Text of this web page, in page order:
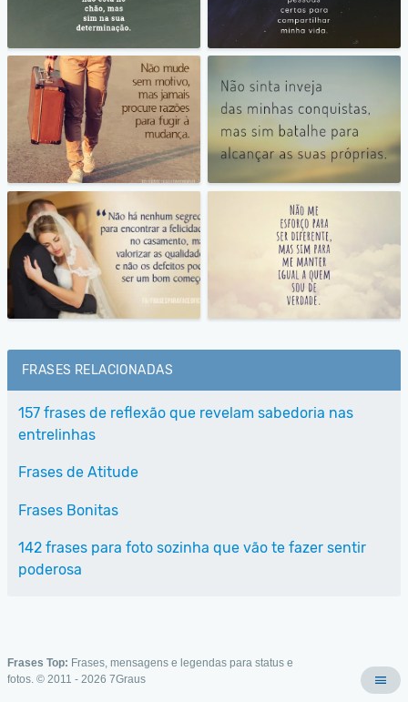
FRASES RELACIONADAS
157 frases de reflexão que revelam sabedoria nas
entrelinhas
Frases de Atitude
Frases Bonitas
142 frases para foto sozinha que vão te fazer sentir
poderosa
Frases Top: Frases, mensagens e legendas para status e
fotos. © 2011 - 2026 7Graus